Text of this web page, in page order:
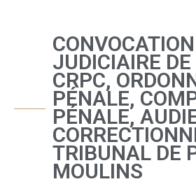
JUDICIAIRE
CRPC,
PÉNALE,
PÉNALE,
TRIBUNAL DE
MOULINS